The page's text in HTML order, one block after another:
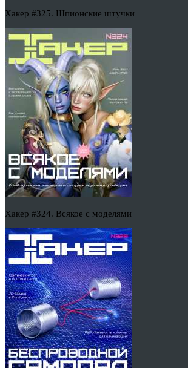
Хакер #325. Шпионские штучки
Хакер #324. Всякое с моделями